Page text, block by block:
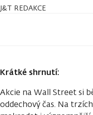
J&T REDAKCE
Krátké shrnutí:
Akcie na Wall Street si
oddechový čas. Na